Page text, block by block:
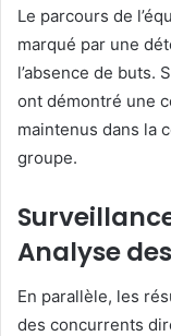
Le parcours de
marqué par une
l’absence de buts.
ont démontré une
maintenus dans la
groupe.
Analyse
En parallèle, les
des concurrents